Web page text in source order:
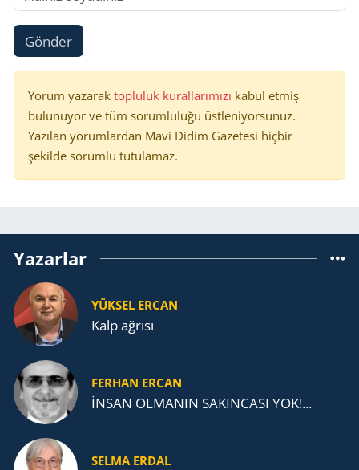
Gönder
Yorum yazarak topluluk kurallarımızı kabul etmiş
bulunuyor ve tüm sorumluluğu üstleniyorsunuz.
Yazılan yorumlardan Mavi Didim Gazetesi hiçbir
şekilde sorumlu tutulamaz.
Yazarlar
YÜKSEL ERCAN
Kalp ağrısı
FERHAN ERCAN
İNSAN OLMANIN SAKINCASI YOK!...
SELMA ERDAL